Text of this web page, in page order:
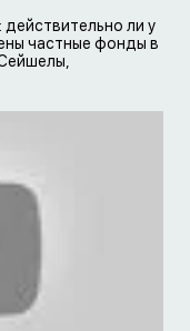
ли у
частные фонды в